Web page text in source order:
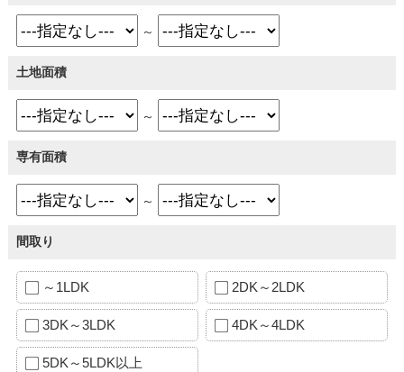
～
土地面積
～
専有面積
～
間取り
～1LDK 2DK～2LDK
3DK～3LDK 4DK～4LDK
5DK～5LDK以上